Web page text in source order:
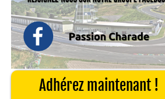
Adhérez maintenant !